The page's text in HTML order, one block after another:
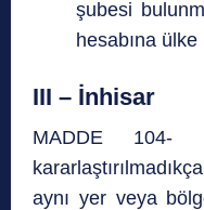
şubesi
hesabına
III – İnhisar
MADDE 104-
aynı yer veya